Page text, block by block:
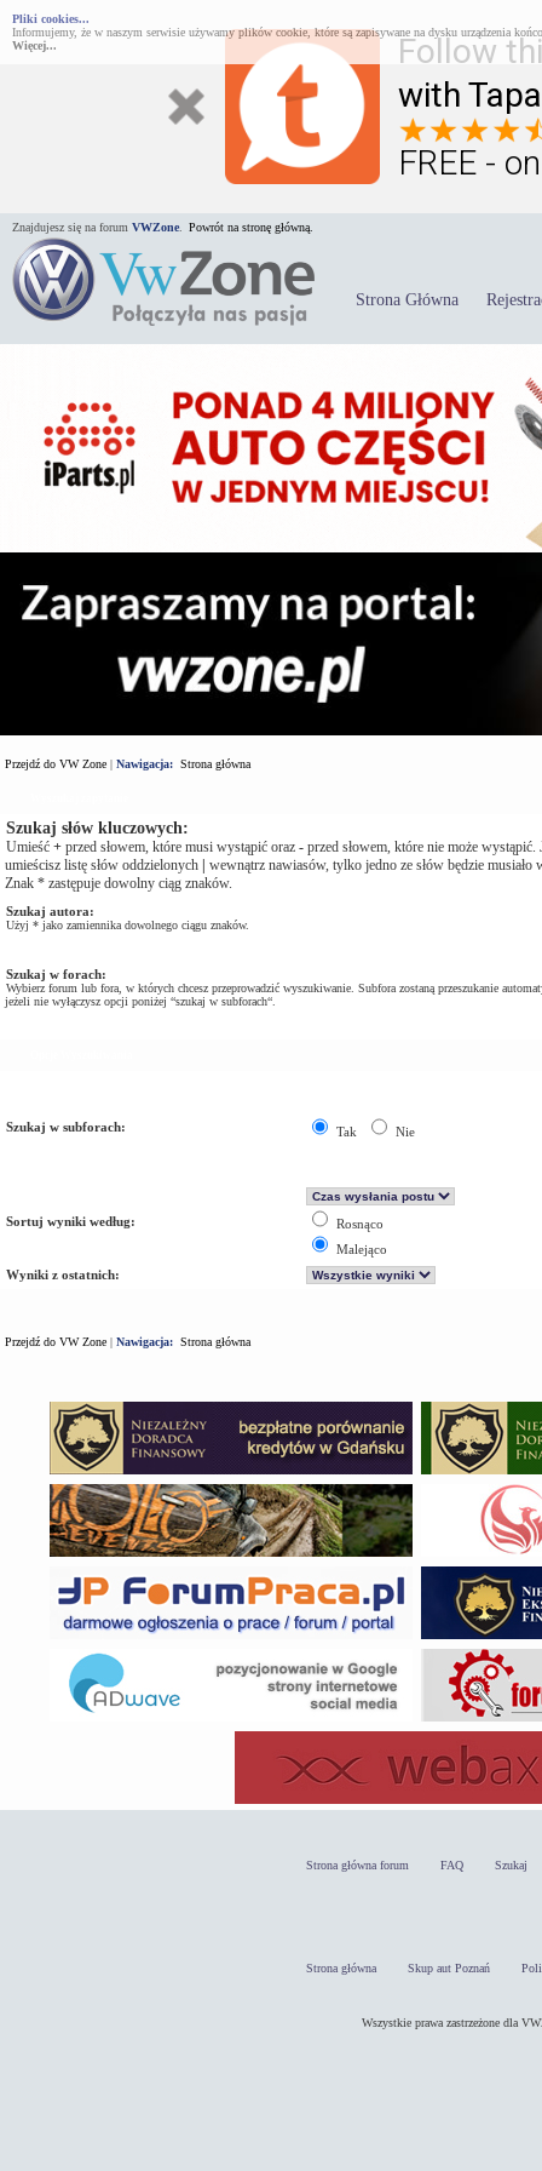
Follow
with
FREE -
Pliki cookies...
Informujemy, że w naszym serwisie używamy plików cookie, które są zapisywane na dysku urządzenia
Więcej...
Znajdujesz się na forum VWZone Powrót na stronę główną.
Strona Główna
Przejdź do VW Zone | Nawigacja: Strona główna
Szukaj słów kluczowych:
Umieść + przed słowem, które musi wystąpić oraz - przed słowem, które nie może wystąpić.
umieścisz listę słów oddzielonych | wewnątrz nawiasów, tylko jedno ze słów będzie musiało
Znak * zastępuje dowolny ciąg znaków.
Szukaj autora:
Użyj * jako zamiennika dowolnego ciągu znaków.
Szukaj w forach:
Wybierz forum lub fora, w których chcesz przeprowadzić wyszukiwanie. Subfora zostaną przeszukanie
jeżeli nie wyłączysz opcji poniżej “szukaj w subforach“.
Szukaj w subforach: Tak Nie
Sortuj wyniki według:
Rosnąco
Malejąco
Wyniki z ostatnich:
Przejdź do VW Zone | Nawigacja: Strona główna
Strona główna forum FAQ Szukaj
Strona główna Skup aut Poznań
Wszystkie prawa zastrzeżone dla